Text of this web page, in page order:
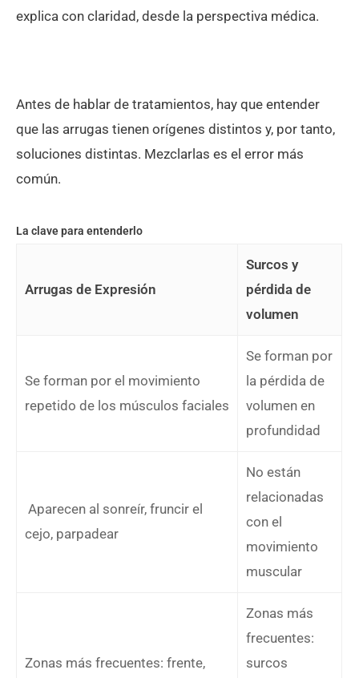
explica con claridad, desde la perspectiva médica.
Antes de hablar de tratamientos, hay que entender
que las arrugas tienen orígenes distintos y, por tanto,
soluciones distintas. Mezclarlas es el error más
común.
La clave para entenderlo
Arrugas de Expresión
Surcos y
pérdida de
volumen
Se forman por el movimiento
repetido de los músculos faciales
Se forman por
la pérdida de
volumen en
profundidad
Aparecen al sonreír, fruncir el
cejo, parpadear
No están
relacionadas
con el
movimiento
muscular
Zonas más frecuentes: frente,
Zonas más
frecuentes:
surcos